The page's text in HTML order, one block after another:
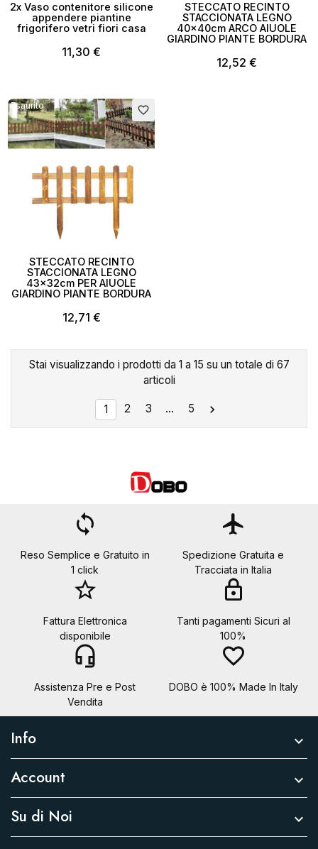
2x Vaso contenitore silicone
appendere piantine
frigorifero vetri fiori casa
11,30 €
STECCATO RECINTO
STACCIONATA LEGNO
40x40cm ARCO AIUOLE
GIARDINO PIANTE BORDURA
12,52 €
Esaurito favorite_border
STECCATO RECINTO
STACCIONATA LEGNO
43x32cm PER AIUOLE
GIARDINO PIANTE BORDURA
12,71 €
Stai visualizzando i prodotti da 1 a 15 su un totale di 67
articoli
1 2 3 … 5 
loop
Reso Semplice e Gratuito in
1 click
flight
Spedizione Gratuita e
Tracciata in Italia
star_border
Fattura Elettronica
disponibile
lock
Tanti pagamenti Sicuri al
100%
headset_mic
Assistenza Pre e Post
Vendita
favorite_border
DOBO è 100% Made In Italy
Info 
Account 
Su di Noi 